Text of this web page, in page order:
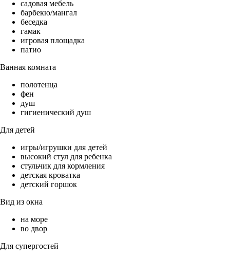
садовая мебель
барбекю/мангал
беседка
гамак
игровая площадка
патио
Ванная комната
полотенца
фен
душ
гигиенический душ
Для детей
игры/игрушки для детей
высокий стул для ребенка
стульчик для кормления
детская кроватка
детский горшок
Вид из окна
на море
во двор
Для супергостей